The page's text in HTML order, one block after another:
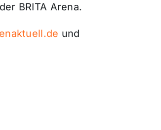
BRITA Arena.
und